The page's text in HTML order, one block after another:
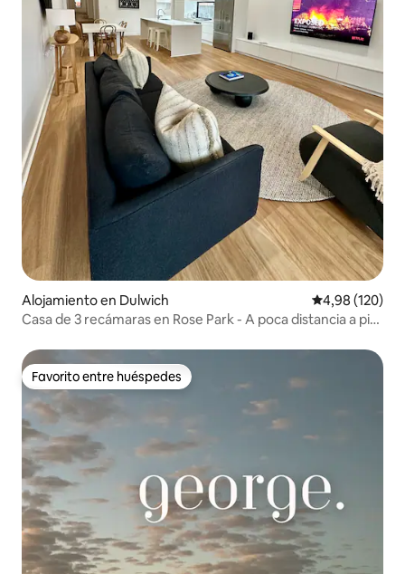
Alojamiento en Dulwich Calificación
4,98 (120)
Casa de 3 recámaras en Rose Park - A poca distancia a pie
Favorito entre huéspedes
Favorito entre huéspedes